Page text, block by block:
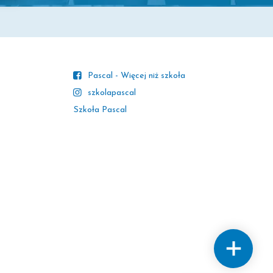
Pascal - Więcej niż szkoła
szkolapascal
Szkoła Pascal